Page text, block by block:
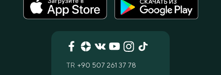
TR +90 507 261 37 78